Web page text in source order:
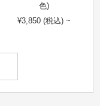
色)
¥3,850 (税込) ~